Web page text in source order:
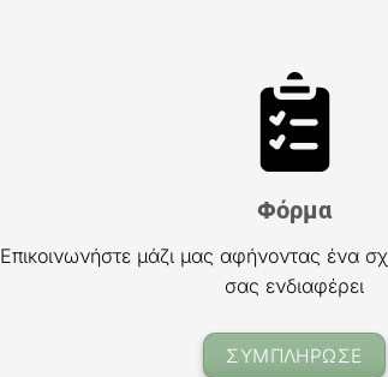
Φόρμα
Επικοινωνήστε μάζι μας αφήνοντας ένα
σας ενδιαφέρει
ΣΥΜΠΛΗΡΩΣΕ